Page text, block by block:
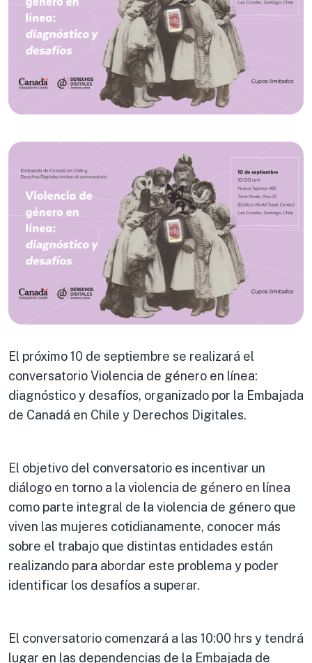
El próximo 10 de septiembre se realizará el
conversatorio Violencia de género en línea:
diagnóstico y desafíos, organizado por la Embajada
de Canadá en Chile y Derechos Digitales.
El objetivo del conversatorio es incentivar un
diálogo en torno a la violencia de género en línea
como parte integral de la violencia de género que
viven las mujeres cotidianamente, conocer más
sobre el trabajo que distintas entidades están
realizando para abordar este problema y poder
identificar los desafíos a superar.
El conversatorio comenzará a las 10:00 hrs y tendrá
lugar en las dependencias de la Embajada de